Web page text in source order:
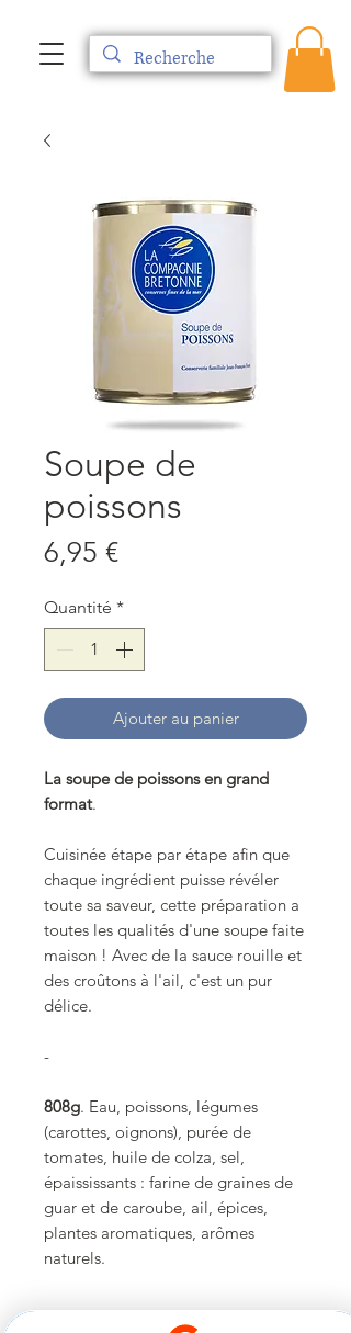
Soupe de
poissons
6,95 €Prix
Quantité *
Ajouter au panier
La soupe de poissons en grand
format.
Cuisinée étape par étape afin que
chaque ingrédient puisse révéler
toute sa saveur, cette préparation a
toutes les qualités d'une soupe faite
maison ! Avec de la sauce rouille et
des croûtons à l'ail, c'est un pur
délice.
-
808g. Eau, poissons, légumes
(carottes, oignons), purée de
tomates, huile de colza, sel,
épaississants : farine de graines de
guar et de caroube, ail, épices,
plantes aromatiques, arômes
naturels.